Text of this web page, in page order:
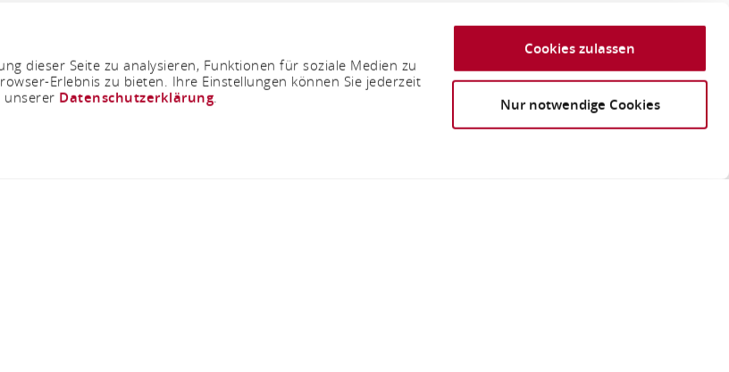
dieser Seite zu analysieren, Funktionen für soziale Medien zu
Erlebnis zu bieten. Ihre Einstellungen können Sie jederzeit
unserer Datenschutzerklärung.
Cookies zulassen
Nur notwendige Cookies